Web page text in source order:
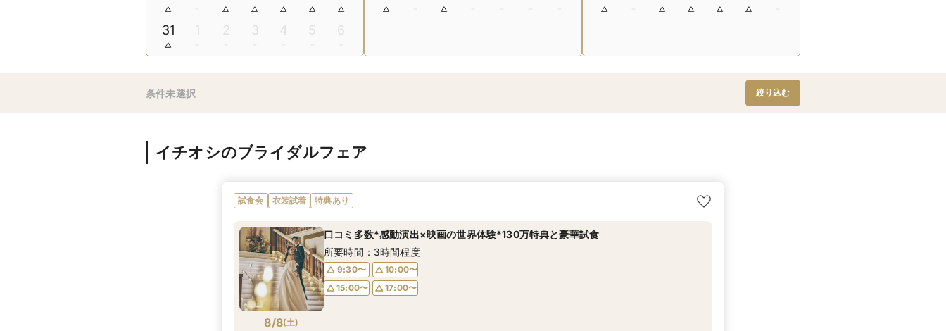
31 1 2 3 4 5 6
条件未選択 絞り込む
イチオシのブライダルフェア
試食会 衣装試着 特典あり
8/8(土)
口コミ多数*感動演出×映画の世界体験*130万特典と豪華試食
所要時間：3時間程度
9:30〜
10:00〜
15:00〜
17:00〜